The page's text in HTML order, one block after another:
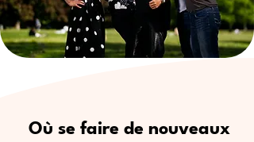
Où se faire de nouveaux